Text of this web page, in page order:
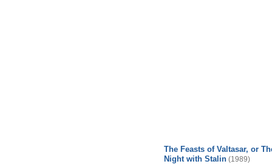
The Feasts of Valtasar, or
Night with Stalin (1989)